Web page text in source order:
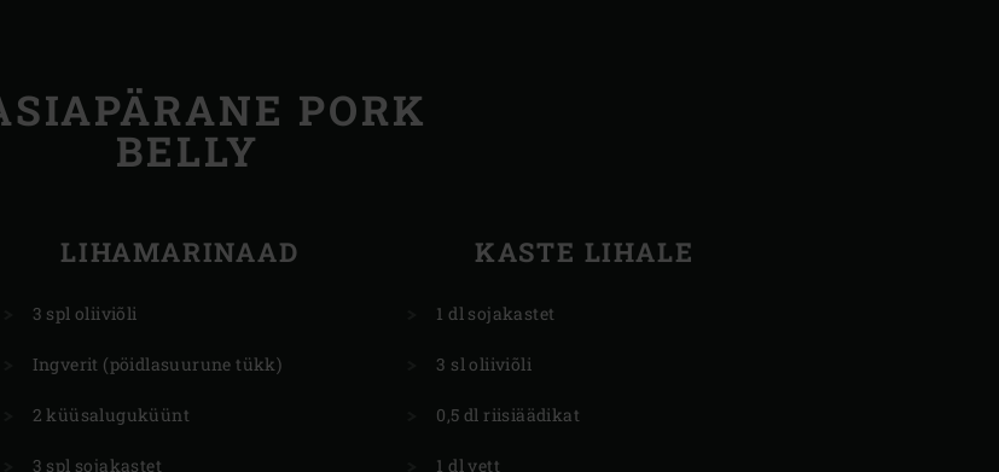
PORK
BELLY
LIHAMARINAAD
3 spl oliiviõli
Ingverit (pöidlasuurune tükk)
2 küüsaluguküünt
3 spl sojakastet
KASTE LIHALE
1 dl sojakastet
3 sl oliiviõli
0,5 dl riisiäädikat
1 dl vett